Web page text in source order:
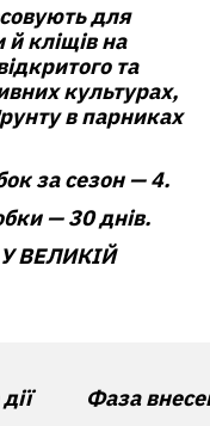
для
й кліщів на
та
культурах,
в парниках
за сезон— 4.
— 30 днів.
ВЕЛИКІЙ
Фаза